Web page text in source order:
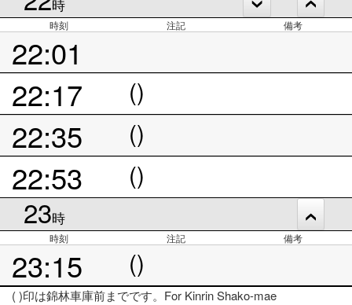
時
時刻 注記 備考
22:01
22:17
()
22:35 ()
22:53 ()
23時
時刻 注記 備考
23:15 ()
( )印は錦林車庫前までです。For Kinrin Shako-mae